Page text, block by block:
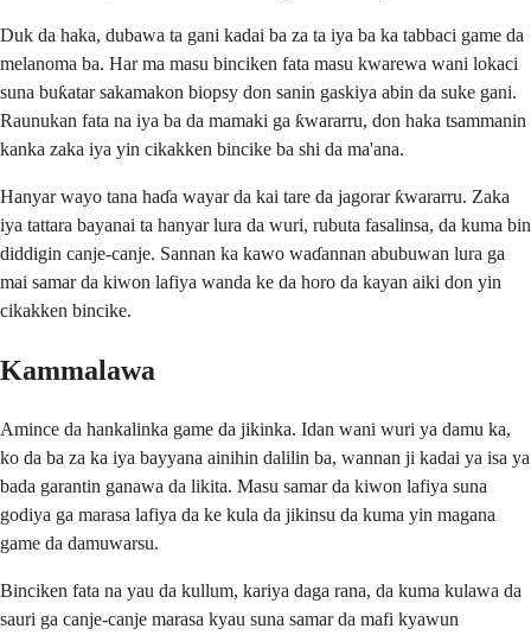
Duk da haka, dubawa ta gani kadai ba za ta iya ba ka tabbaci game da
melanoma ba. Har ma masu binciken fata masu kwarewa wani lokaci
suna buƙatar sakamakon biopsy don sanin gaskiya abin da suke gani.
Raunukan fata na iya ba da mamaki ga ƙwararru, don haka tsammanin
kanka zaka iya yin cikakken bincike ba shi da ma'ana.
Hanyar wayo tana haɗa wayar da kai tare da jagorar ƙwararru. Zaka
iya tattara bayanai ta hanyar lura da wuri, rubuta fasalinsa, da kuma bin
diddigin canje-canje. Sannan ka kawo waɗannan abubuwan lura ga
mai samar da kiwon lafiya wanda ke da horo da kayan aiki don yin
cikakken bincike.
Kammalawa
Amince da hankalinka game da jikinka. Idan wani wuri ya damu ka,
ko da ba za ka iya bayyana ainihin dalilin ba, wannan ji kadai ya isa ya
bada garantin ganawa da likita. Masu samar da kiwon lafiya suna
godiya ga marasa lafiya da ke kula da jikinsu da kuma yin magana
game da damuwarsu.
Binciken fata na yau da kullum, kariya daga rana, da kuma kulawa da
sauri ga canje-canje marasa kyau suna samar da mafi kyawun